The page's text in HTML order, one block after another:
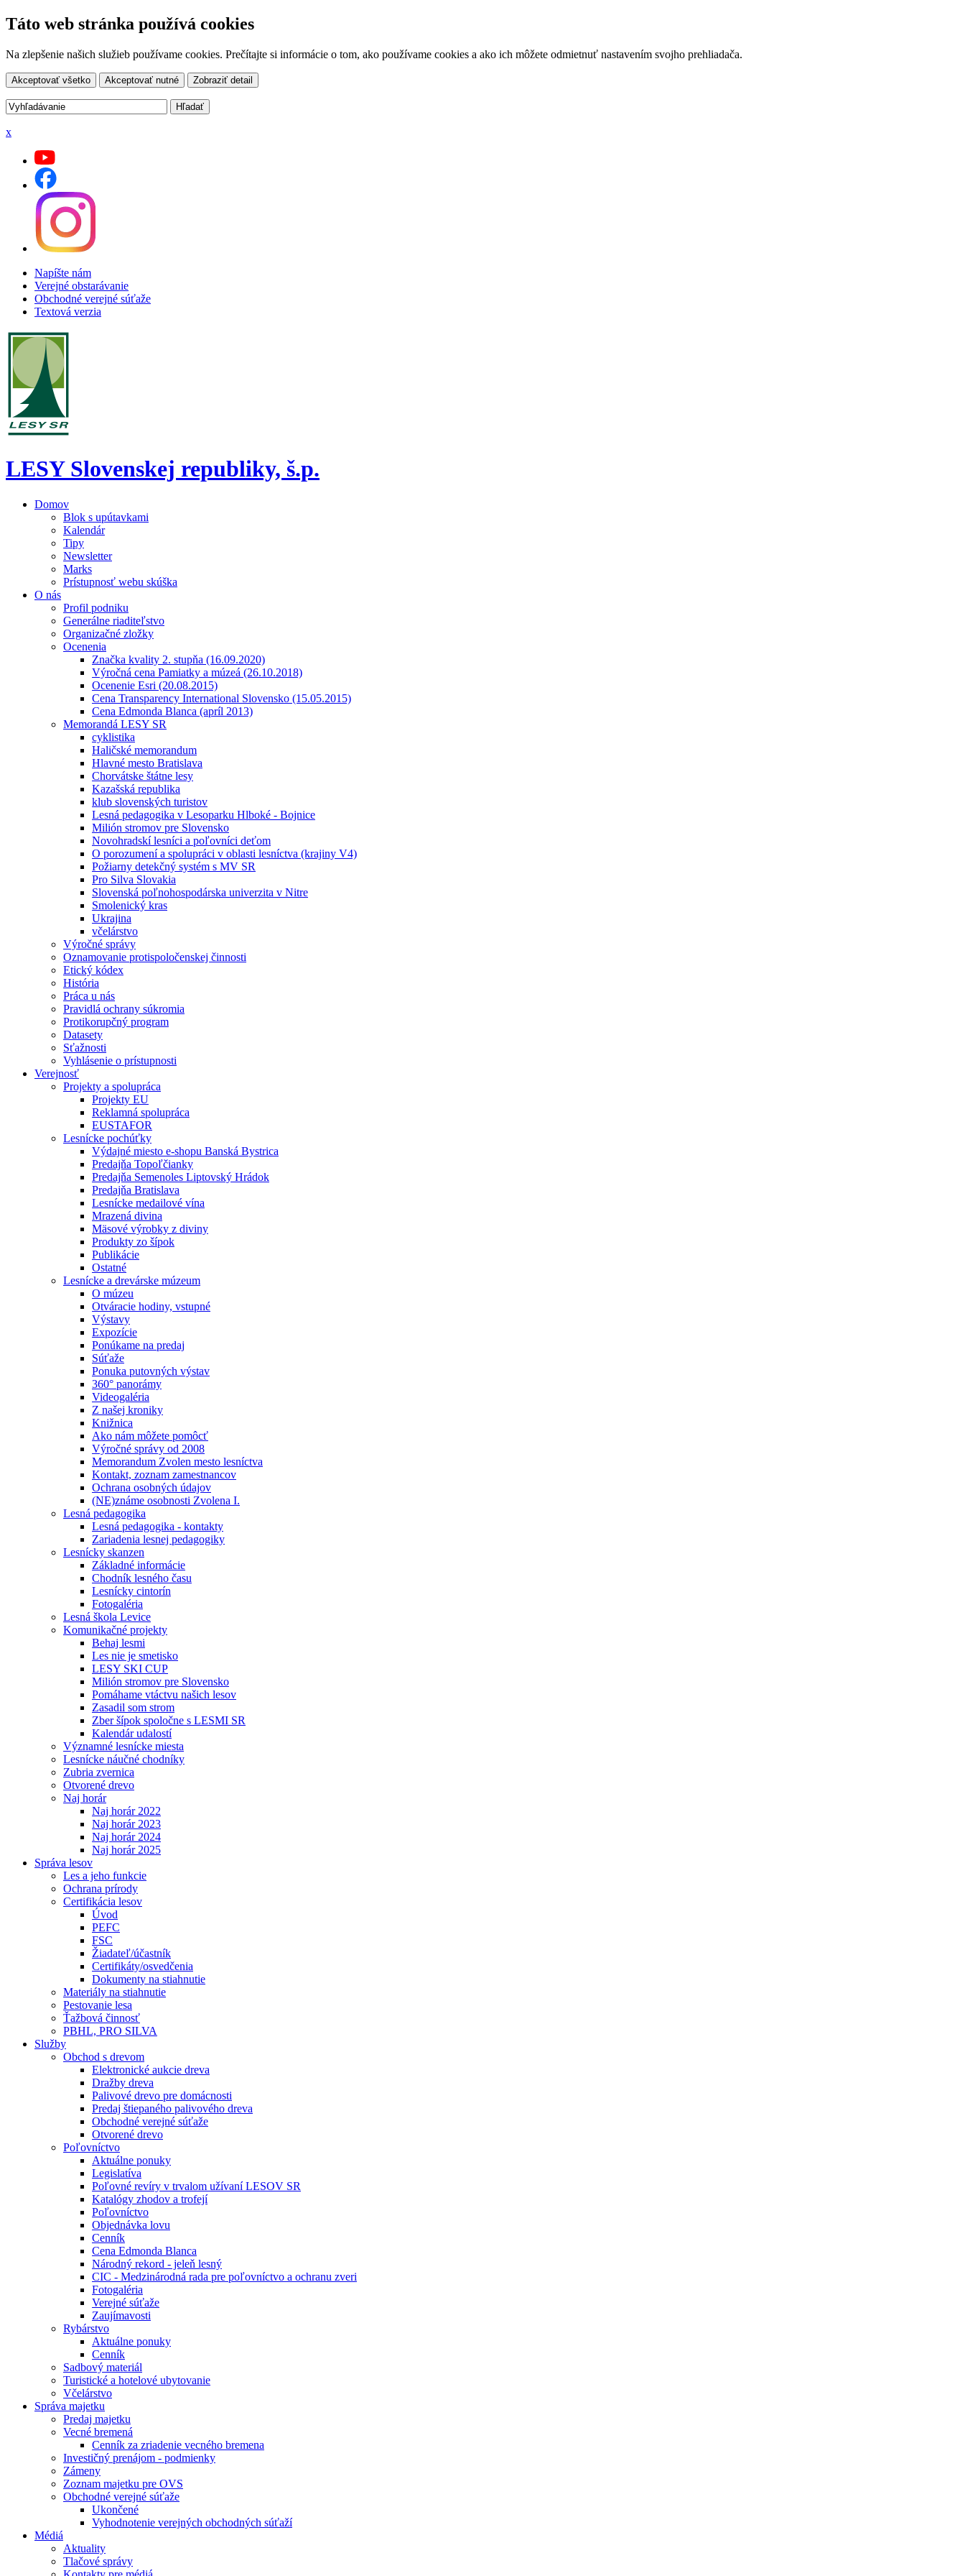
Táto web stránka používá cookies
Na zlepšenie našich služieb používame cookies. Prečítajte si informácie o tom, ako používame cookies a ako ich môžete odmietnuť nastavením svojho prehliadača.
Akceptovať všetko Akceptovať nutné Zobraziť detail
x
Napíšte nám
Verejné obstarávanie
Obchodné verejné súťaže
Textová verzia
LESY Slovenskej republiky, š.p.
Domov
Blok s upútavkami
Kalendár
Tipy
Newsletter
Marks
Prístupnosť webu skúška
O nás
Profil podniku
Generálne riaditeľstvo
Organizačné zložky
Ocenenia
Značka kvality 2. stupňa (16.09.2020)
Výročná cena Pamiatky a múzeá (26.10.2018)
Ocenenie Esri (20.08.2015)
Cena Transparency International Slovensko (15.05.2015)
Cena Edmonda Blanca (apríl 2013)
Memorandá LESY SR
cyklistika
Haličské memorandum
Hlavné mesto Bratislava
Chorvátske štátne lesy
Kazašská republika
klub slovenských turistov
Lesná pedagogika v Lesoparku Hlboké - Bojnice
Milión stromov pre Slovensko
Novohradskí lesníci a poľovníci deťom
O porozumení a spolupráci v oblasti lesníctva (krajiny V4)
Požiarny detekčný systém s MV SR
Pro Silva Slovakia
Slovenská poľnohospodárska univerzita v Nitre
Smolenický kras
Ukrajina
včelárstvo
Výročné správy
Oznamovanie protispoločenskej činnosti
Etický kódex
História
Práca u nás
Pravidlá ochrany súkromia
Protikorupčný program
Datasety
Sťažnosti
Vyhlásenie o prístupnosti
Verejnosť
Projekty a spolupráca
Projekty EU
Reklamná spolupráca
EUSTAFOR
Lesnícke pochúťky
Výdajné miesto e-shopu Banská Bystrica
Predajňa Topoľčianky
Predajňa Semenoles Liptovský Hrádok
Predajňa Bratislava
Lesnícke medailové vína
Mrazená divina
Mäsové výrobky z diviny
Produkty zo šípok
Publikácie
Ostatné
Lesnícke a drevárske múzeum
O múzeu
Otváracie hodiny, vstupné
Výstavy
Expozície
Ponúkame na predaj
Súťaže
Ponuka putovných výstav
360° panorámy
Videogaléria
Z našej kroniky
Knižnica
Ako nám môžete pomôcť
Výročné správy od 2008
Memorandum Zvolen mesto lesníctva
Kontakt, zoznam zamestnancov
Ochrana osobných údajov
(NE)známe osobnosti Zvolena I.
Lesná pedagogika
Lesná pedagogika - kontakty
Zariadenia lesnej pedagogiky
Lesnícky skanzen
Základné informácie
Chodník lesného času
Lesnícky cintorín
Fotogaléria
Lesná škola Levice
Komunikačné projekty
Behaj lesmi
Les nie je smetisko
LESY SKI CUP
Milión stromov pre Slovensko
Pomáhame vtáctvu našich lesov
Zasadil som strom
Zber šípok spoločne s LESMI SR
Kalendár udalostí
Významné lesnícke miesta
Lesnícke náučné chodníky
Zubria zvernica
Otvorené drevo
Naj horár
Naj horár 2022
Naj horár 2023
Naj horár 2024
Naj horár 2025
Správa lesov
Les a jeho funkcie
Ochrana prírody
Certifikácia lesov
Úvod
PEFC
FSC
Žiadateľ/účastník
Certifikáty/osvedčenia
Dokumenty na stiahnutie
Materiály na stiahnutie
Pestovanie lesa
Ťažbová činnosť
PBHL, PRO SILVA
Služby
Obchod s drevom
Elektronické aukcie dreva
Dražby dreva
Palivové drevo pre domácnosti
Predaj štiepaného palivového dreva
Obchodné verejné súťaže
Otvorené drevo
Poľovníctvo
Aktuálne ponuky
Legislatíva
Poľovné revíry v trvalom užívaní LESOV SR
Katalógy zhodov a trofejí
Poľovníctvo
Objednávka lovu
Cenník
Cena Edmonda Blanca
Národný rekord - jeleň lesný
CIC - Medzinárodná rada pre poľovníctvo a ochranu zveri
Fotogaléria
Verejné súťaže
Zaujímavosti
Rybárstvo
Aktuálne ponuky
Cenník
Sadbový materiál
Turistické a hotelové ubytovanie
Včelárstvo
Správa majetku
Predaj majetku
Vecné bremená
Cenník za zriadenie vecného bremena
Investičný prenájom - podmienky
Zámeny
Zoznam majetku pre OVS
Obchodné verejné súťaže
Ukončené
Vyhodnotenie verejných obchodných súťaží
Médiá
Aktuality
Tlačové správy